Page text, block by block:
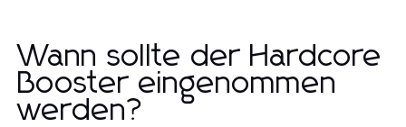
Wann sollte der Hardcore
Booster eingenommen
werden?